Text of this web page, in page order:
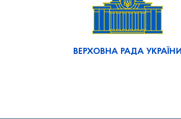
ВЕРХОВНА РАДА УКРАЇНИ